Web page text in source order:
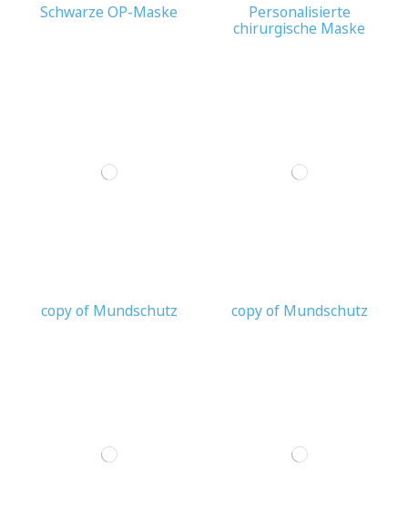
Schwarze OP-Maske
Personalisierte
chirurgische Maske
copy of Mundschutz copy of Mundschutz